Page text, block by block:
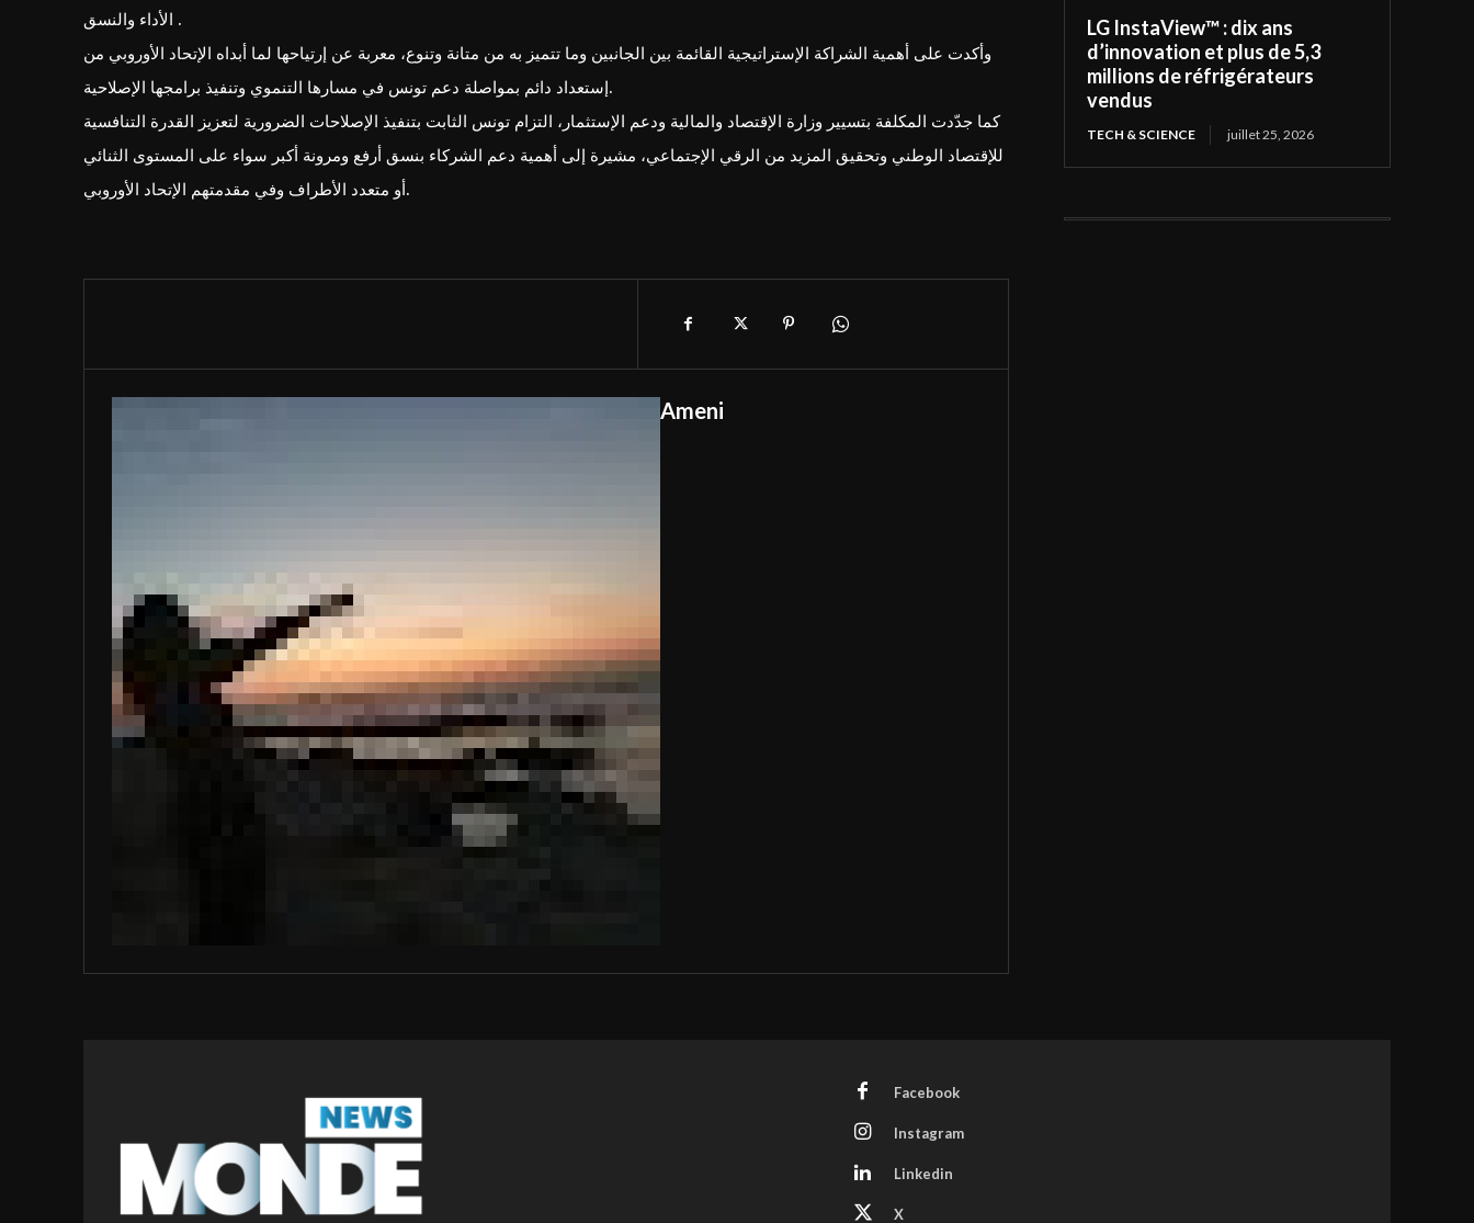
الأداء والنسق .
وأكدت على أهمية الشراكة الإستراتيجية القائمة بين الجانبين وما تتميز به من متانة وتنوع، معربة عن إرتياحها لما أبداه الإتحاد الأوروبي من
إستعداد دائم بمواصلة دعم تونس في مسارها التنموي وتنفيذ برامجها الإصلاحية.
كما جدّدت المكلفة بتسيير وزارة الإقتصاد والمالية ودعم الإستثمار، التزام تونس الثابت بتنفيذ الإصلاحات الضرورية لتعزيز القدرة التنافسية
للإقتصاد الوطني وتحقيق المزيد من الرقي الإجتماعي، مشيرة إلى أهمية دعم الشركاء بنسق أرفع ومرونة أكبر سواء على المستوى الثنائي
أو متعدد الأطراف وفي مقدمتهم الإتحاد الأوروبي.
Ameni
LG InstaView™ : dix ans
d’innovation et plus de 5,3
millions de réfrigérateurs
vendus
TECH & SCIENCE juillet 25, 2026
Facebook
Instagram
Linkedin
X